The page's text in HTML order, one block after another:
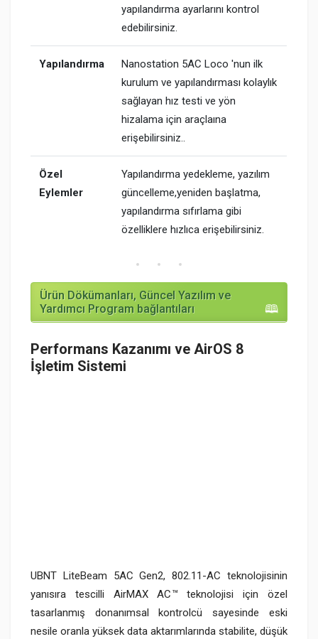
yapılandırma ayarlarını kontrol
edebilirsiniz.
Yapılandırma
Nanostation 5AC Loco 'nun ilk
kurulum ve yapılandırması kolaylık
sağlayan hız testi ve yön
hizalama için araçlaına
erişebilirsiniz..
Özel
Eylemler
Yapılandırma yedekleme, yazılım
güncelleme,yeniden başlatma,
yapılandırma sıfırlama gibi
özelliklere hızlıca erişebilirsiniz.
Ürün Dökümanları, Güncel Yazılım ve
Yardımcı Program bağlantıları
Performans Kazanımı ve AirOS 8
İşletim Sistemi
UBNT LiteBeam 5AC Gen2, 802.11-AC teknolojisinin
yanısıra tescilli AirMAX AC™ teknolojisi için özel
tasarlanmış donanımsal kontrolcü sayesinde eski
nesile oranla yüksek data aktarımlarında stabilite, düşük